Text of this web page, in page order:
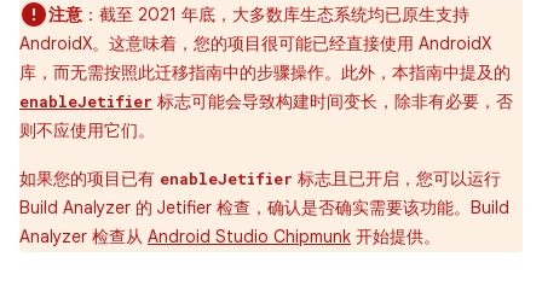
注意 ：截至 2021 年底，大多数库生态系统均已原生支持
AndroidX。这意味着，您的项目很可能已经直接使用 AndroidX
库，而无需按照此迁移指南中的步骤操作。此外，本指南中提及的
enableJetifier 标志可能会导致构建时间变长，除非有必要，否
则不应使用它们。
如果您的项目已有 enableJetifier 标志且已开启，您可以运行
Build Analyzer 的 Jetifier 检查，确认是否确实需要该功能。Build
Analyzer 检查从 Android Studio Chipmunk 开始提供。